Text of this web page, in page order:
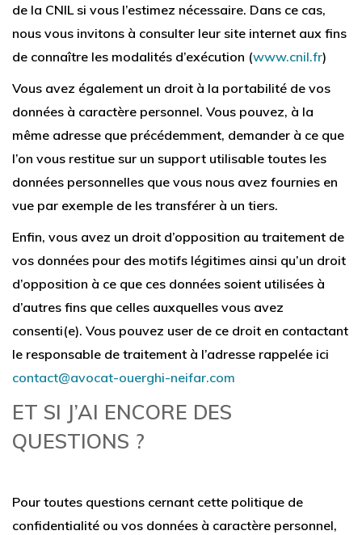
de la CNIL si vous l’estimez nécessaire. Dans ce cas,
nous vous invitons à consulter leur site internet aux fins
de connaître les modalités d’exécution (www.cnil.fr)
Vous avez également un droit à la portabilité de vos
données à caractère personnel. Vous pouvez, à la
même adresse que précédemment, demander à ce que
l’on vous restitue sur un support utilisable toutes les
données personnelles que vous nous avez fournies en
vue par exemple de les transférer à un tiers.
Enfin, vous avez un droit d’opposition au traitement de
vos données pour des motifs légitimes ainsi qu’un droit
d’opposition à ce que ces données soient utilisées à
d’autres fins que celles auxquelles vous avez
consenti(e). Vous pouvez user de ce droit en contactant
le responsable de traitement à l’adresse rappelée ici
contact@avocat-ouerghi-neifar.com
ET SI J’AI ENCORE DES
QUESTIONS ?
Pour toutes questions cernant cette politique de
confidentialité ou vos données à caractère personnel,